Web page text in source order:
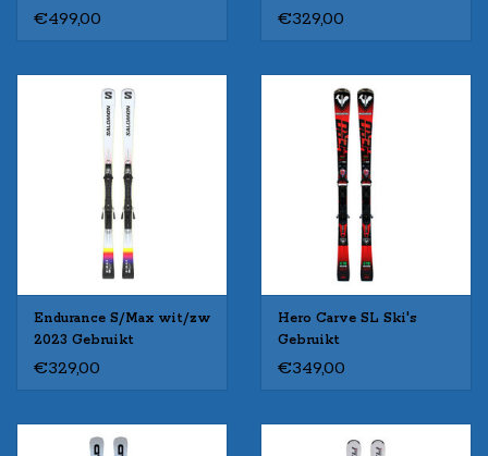
€499,00 €329,00
Endurance S/Max wit/zw
2023 Gebruikt
€329,00
Hero Carve SL Ski's
Gebruikt
€349,00